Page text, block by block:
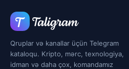
Qruplar və kanallar üçün Telegram
kataloqu. Kripto, mərc, texnologiya,
idman və daha çox, komandamız